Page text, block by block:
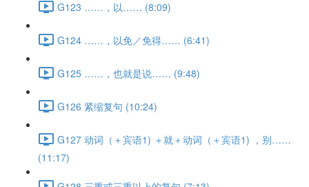
G123 ……，以…… (8:09)
G124 ……，以免／免得…… (6:41)
G125 ……，也就是说…… (9:48)
G126 紧缩复句 (10:24)
G127 动词（＋宾语1) ＋就＋动词（＋宾语1) ，别……
(11:17)